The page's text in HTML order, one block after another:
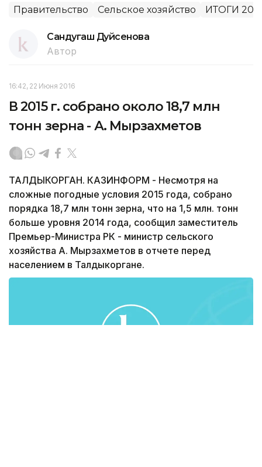
Правительство Сельское хозяйство ИТОГИ 2015
Сандугаш Дуйсенова
Автор
16:42, 22 Июня 2016
В 2015 г. собрано около 18,7 млн
тонн зерна - А. Мырзахметов
ТАЛДЫКОРГАН. КАЗИНФОРМ - Несмотря на
сложные погодные условия 2015 года, собрано
порядка 18,7 млн тонн зерна, что на 1,5 млн. тонн
больше уровня 2014 года, сообщил заместитель
Премьер-Министра РК - министр сельского
хозяйства А. Мырзахметов в отчете перед
населением в Талдыкоргане.